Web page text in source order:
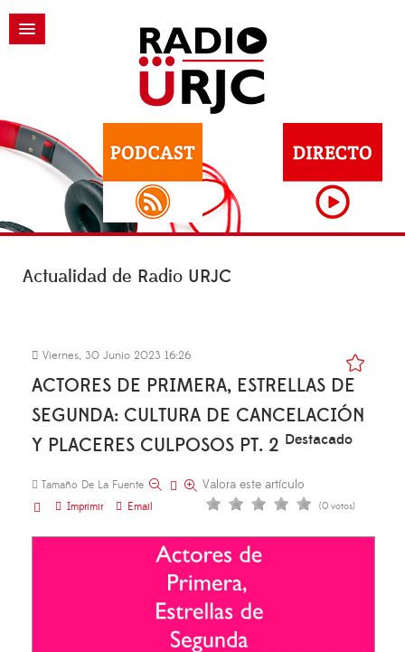
Actualidad de Radio URJC
Viernes, 30 Junio 2023 16:26
ACTORES DE PRIMERA, ESTRELLAS DE
SEGUNDA: CULTURA DE CANCELACIÓN
Y PLACERES CULPOSOS PT. 2 Destacado
Tamaño De La Fuente
Imprimir
Email
Valora este artículo
(0 votos)